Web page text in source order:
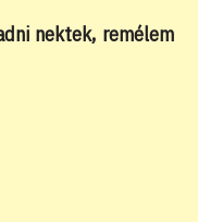
nektek, remélem